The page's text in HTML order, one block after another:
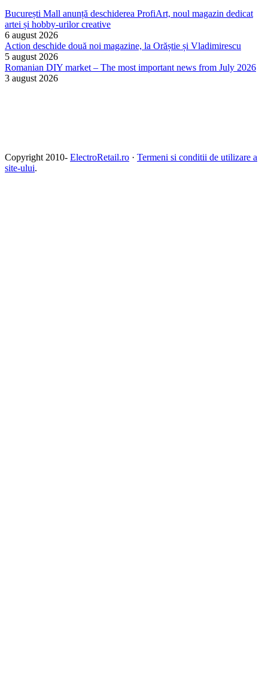
București Mall anunță deschiderea ProfiArt, noul magazin dedicat
artei și hobby-urilor creative
6 august 2026
Action deschide două noi magazine, la Orăștie și Vladimirescu
5 august 2026
Romanian DIY market – The most important news from July 2026
3 august 2026
Copyright 2010- ElectroRetail.ro · Termeni si conditii de utilizare a
site-ului.